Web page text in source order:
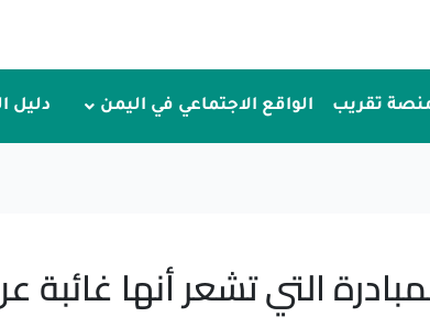
تقريب الواقع الاجتماعي في اليمن دليل
التي تشعر أنها